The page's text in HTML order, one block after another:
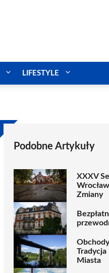
LIFESTYLE
Podobne Artykuły
XXXV
Zmiany
Miasta